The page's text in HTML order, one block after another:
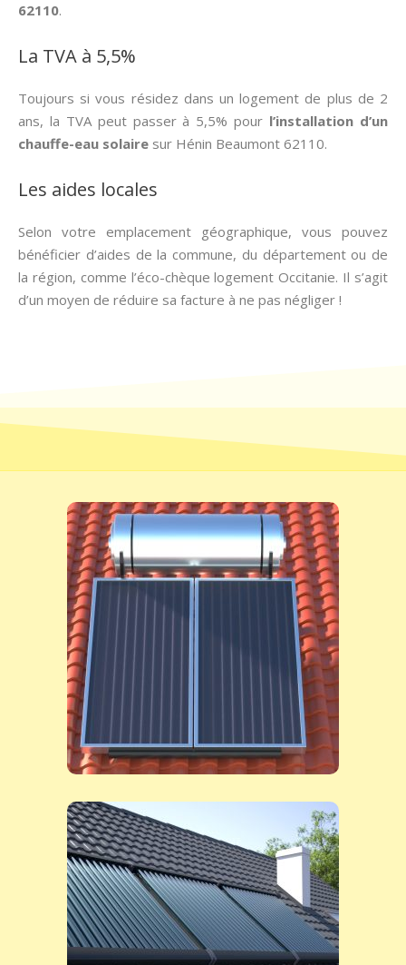
62110.
La TVA à 5,5%
Toujours si vous résidez dans un logement de plus de 2
ans, la TVA peut passer à 5,5% pour l’installation d’un
chauffe-eau solaire sur Hénin Beaumont 62110.
Les aides locales
Selon votre emplacement géographique, vous pouvez
bénéficier d’aides de la commune, du département ou de
la région, comme l’éco-chèque logement Occitanie. Il s’agit
d’un moyen de réduire sa facture à ne pas négliger !